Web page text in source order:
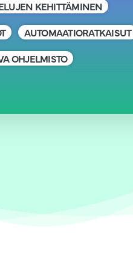
KEHITTÄMINEN
AUTOMAATIORATKAISUT
OHJELMISTO